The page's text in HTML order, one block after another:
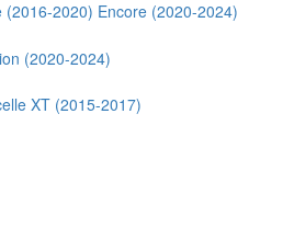
(2016-2020) Encore (2020-2024)
(2020-2024)
XT (2015-2017)